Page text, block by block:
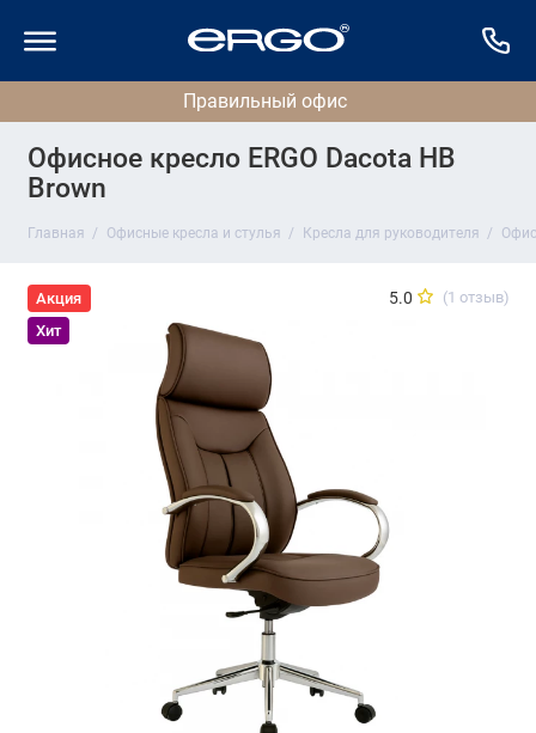
Офисное кресло ERGO Dacota HB
Brown
Главная Офисные кресла и стулья Кресла для руководителя
Акция
Хит
5.0 (1 отзыв)